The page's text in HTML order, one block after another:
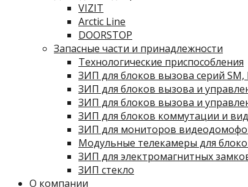
VIZIT
Arctic Line
DOORSTOP
Запасные части и принадлежности
Технологические приспособления
ЗИП для блоков вызова серий SM,
ЗИП для блоков вызова и
ЗИП для блоков вызова и
ЗИП для блоков коммутации и
ЗИП для мониторов
Модульные телекамеры для
ЗИП для электромагнитных
ЗИП стекло
О компании